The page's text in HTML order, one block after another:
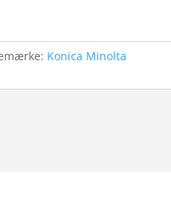
Konica Minolta